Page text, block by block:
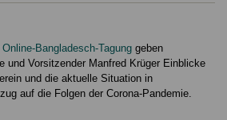
Online-Bangladesch-Tagung geben
und Vorsitzender Manfred Krüger Einblicke
und die aktuelle Situation in
auf die Folgen der Corona-Pandemie.